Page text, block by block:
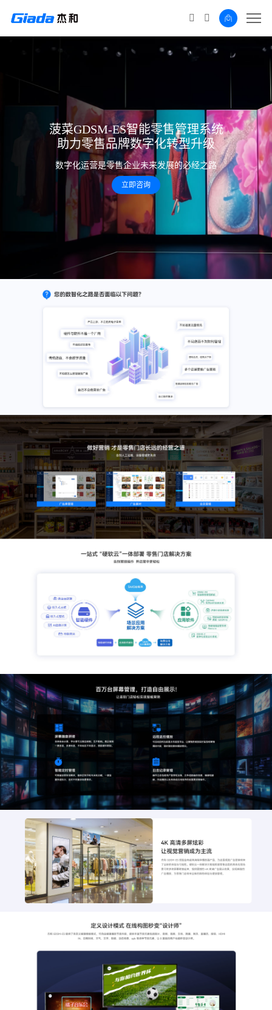
菠菜GDSM-ES智能零售管理系统
助力零售品牌数字化转型升级
数字化运营是零售企业未来发展的必经之路
立即咨询